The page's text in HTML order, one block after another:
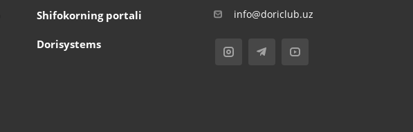
Shifokorning portali
Dorisystems
info@doriclub.uz